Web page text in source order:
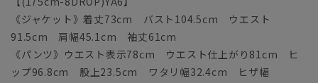
《ジャケット》着丈73cm バスト104.5cm ウエスト
91.5cm 肩幅45.1cm 袖丈61cm
《パンツ》ウエスト表示78cm ウエスト仕上がり81cm ヒ
ップ96.8cm 股上23.5cm ワタリ幅32.4cm ヒザ幅